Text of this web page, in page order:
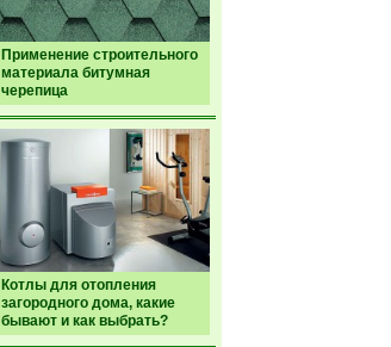
Применение строительного
материала битумная
черепица
Котлы для отопления
загородного дома, какие
бывают и как выбрать?